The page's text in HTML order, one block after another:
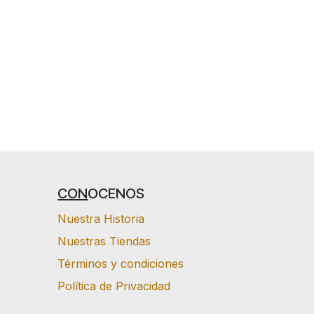
CONOCENOS
Nuestra Historia
Nuestras Tiendas
Términos y condiciones
Política de Privacidad